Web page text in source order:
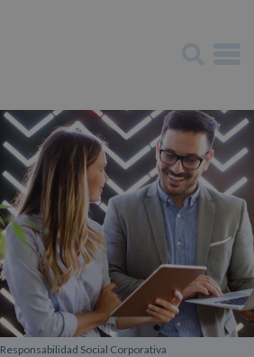
Responsabilidad Social Corporativa